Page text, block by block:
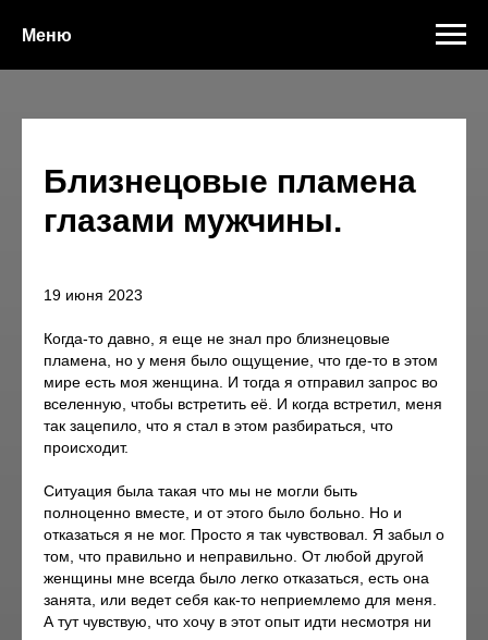
Меню
Близнецовые пламена
глазами мужчины.
19 июня 2023
Когда-то давно, я еще не знал про близнецовые
пламена, но у меня было ощущение, что где-то в этом
мире есть моя женщина. И тогда я отправил запрос во
вселенную, чтобы встретить её. И когда встретил, меня
так зацепило, что я стал в этом разбираться, что
происходит.
Ситуация была такая что мы не могли быть
полноценно вместе, и от этого было больно. Но и
отказаться я не мог. Просто я так чувствовал. Я забыл о
том, что правильно и неправильно. От любой другой
женщины мне всегда было легко отказаться, есть она
занята, или ведет себя как-то неприемлемо для меня.
А тут чувствую, что хочу в этот опыт идти несмотря ни